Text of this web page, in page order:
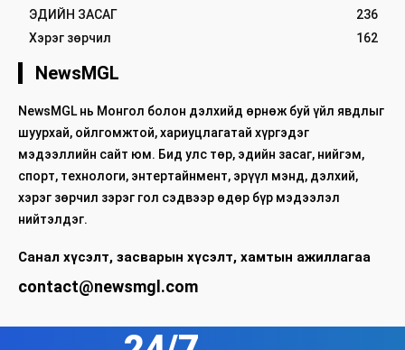
ЭДИЙН ЗАСАГ
236
Хэрэг зөрчил
162
NewsMGL
NewsMGL нь Монгол болон дэлхийд өрнөж буй үйл явдлыг
шуурхай, ойлгомжтой, хариуцлагатай хүргэдэг
мэдээллийн сайт юм. Бид улс төр, эдийн засаг, нийгэм,
спорт, технологи, энтертайнмент, эрүүл мэнд, дэлхий,
хэрэг зөрчил зэрэг гол сэдвээр өдөр бүр мэдээлэл
нийтэлдэг.
Санал хүсэлт, засварын хүсэлт, хамтын ажиллагаа
contact@newsmgl.com